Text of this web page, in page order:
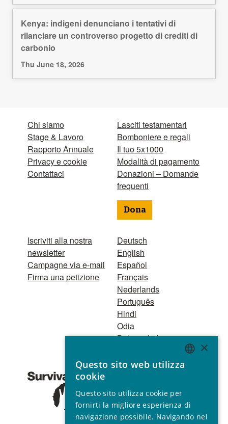
Kenya: indigeni denunciano i tentativi di
rilanciare un controverso progetto di crediti di
carbonio
Thu June 18, 2026
Chi siamo
Stage & Lavoro
Rapporto Annuale
Privacy e cookie
Contattaci
Iscriviti alla nostra
newsletter
Campagne via e-mail
Firma una petizione
Lasciti testamentari
Bomboniere e regali
Il tuo 5x1000
Modalità di pagamento
Donazioni – Domande
frequenti
Dona
Deutsch
English
Español
Français
Nederlands
Português
Hindi
Odia
Bahasa Indonesia
Registro Persone
1521 Registered
charity no. 267444 ©
2001 - 2026
ENGLISH
SPANISH
FRENCH
×
Questo sito web utilizza
cookie
Questo sito utilizza cookie per
fornirti la migliore esperienza di
navigazione possibile. Navigando nel